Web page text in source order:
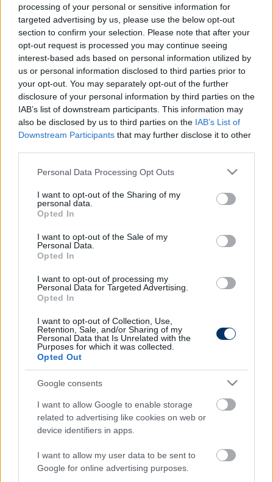
processing of your personal or sensitive information for
targeted advertising by us, please use the below opt-out
section to confirm your selection. Please note that after your
opt-out request is processed you may continue seeing
interest-based ads based on personal information utilized by
us or personal information disclosed to third parties prior to
your opt-out. You may separately opt-out of the further
disclosure of your personal information by third parties on the
IAB’s list of downstream participants. This information may
also be disclosed by us to third parties on the IAB’s List of
Downstream Participants that may further disclose it to other
Please note that this website/app uses one or more Google
not limited to your visit or usage behaviour. You may click to
grant or deny consent to Google and its third-party tags to
use your data for below specified purposes in below Google
consent section.
Personal Data Processing Opt Outs
I want to opt-out of the Sharing of my
personal data.
Opted In
I want to opt-out of the Sale of my
Personal Data.
Opted In
I want to opt-out of processing my
Personal Data for Targeted Advertising.
Opted In
I want to opt-out of Collection, Use,
Retention, Sale, and/or Sharing of my
Personal Data that Is Unrelated with the
Purposes for which it was collected.
Opted Out
Google consents
I want to allow Google to enable storage
related to advertising like cookies on web or
device identifiers in apps.
I want to allow my user data to be sent to
Google for online advertising purposes.
arról, hogy Berecz Zsombortszeretné
visszaigazolni a Vasas, amelynek azonban mélyen a
zsebébe kell nyúlnia, ha szerződtetni kívánja a
válogatott középpályást.Pár nappal később
megerősítést nyert információnk , az egyeztetések
zajlottak, és a csakfoci.hu úgy tudja, hogy a
tárgyalások most a végükhöz értek.
A két klub megegyezett egymással a vételárban,
több mint 150 millió forintot fizetnek az
A 25 éves Berecz Vasas-nevelés, 2018-ban, a kiesés
Fehérvárra. 2019-től erősíti a Mezőkövesdet, ahol
alapembernek számít. Összesen 141 NB I-es
mérkőzésen lépett pályára, melyeken 17 gólt
szerzett. 2016-ban, Bernd Storck kapitánykodása
idején pályára lépett a középpályás a válogatottban
is a svédek elleni barátságos mérkőzésen.
Itt állíthatod be, hogy a Csakfoci az elsők
között legyen a Google-találatokban
Email küldés
CÍMKÉK: #MAGYAR FOCI #NB I